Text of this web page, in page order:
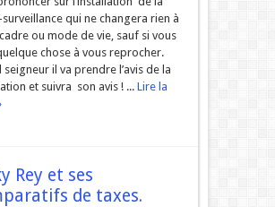
qui ne changera rien à
ou mode de vie, sauf si vous
chose à vous reprocher.
seigneur il va prendre l’avis de la
et suivra son avis ! ... Lire la
Rey et ses
de taxes.